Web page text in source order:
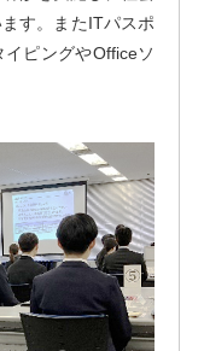
す。またITパスポ
ピングやOfficeソ